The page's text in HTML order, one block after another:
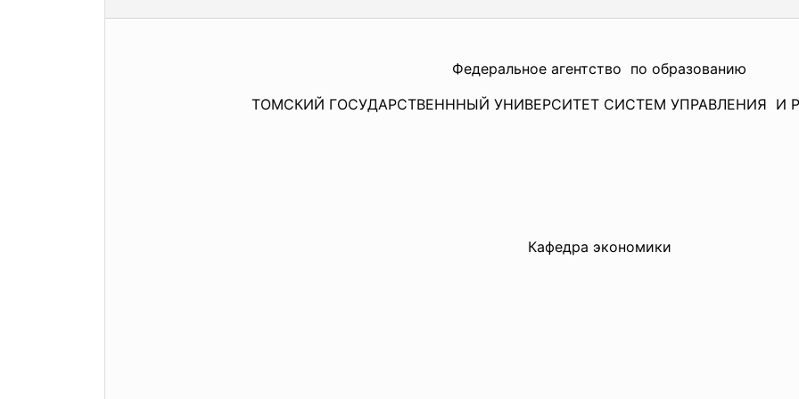
Федеральное агентство по образованию
ТОМСКИЙ ГОСУДАРСТВЕНННЫЙ УНИВЕРСИТЕТ СИСТЕМ УПРАВЛЕНИЯ И
Кафедра экономики